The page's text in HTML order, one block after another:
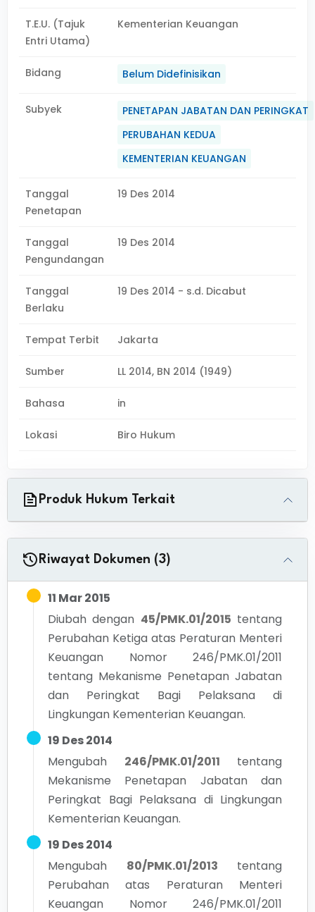
T.E.U. (Tajuk
Entri Utama)
Kementerian Keuangan
Bidang Belum Didefinisikan
Subyek
PENETAPAN JABATAN DAN PERINGKAT
PERUBAHAN KEDUA
KEMENTERIAN KEUANGAN
Tanggal
Penetapan
19 Des 2014
Tanggal
Pengundangan
19 Des 2014
Tanggal
Berlaku
19 Des 2014 - s.d. Dicabut
Tempat Terbit Jakarta
Sumber LL 2014, BN 2014 (1949)
Bahasa in
Lokasi Biro Hukum
Produk Hukum Terkait
Riwayat Dokumen (3)
11 Mar 2015
Diubah dengan 45/PMK.01/2015 tentang
Perubahan Ketiga atas Peraturan Menteri
Keuangan Nomor 246/PMK.01/2011
tentang Mekanisme Penetapan Jabatan
dan Peringkat Bagi Pelaksana di
Lingkungan Kementerian Keuangan.
19 Des 2014
Mengubah
246/PMK.01/2011
tentang
Mekanisme Penetapan Jabatan dan
Peringkat Bagi Pelaksana di Lingkungan
Kementerian Keuangan.
19 Des 2014
Mengubah
80/PMK.01/2013
tentang
Perubahan atas Peraturan Menteri
Keuangan Nomor 246/PMK.01/2011